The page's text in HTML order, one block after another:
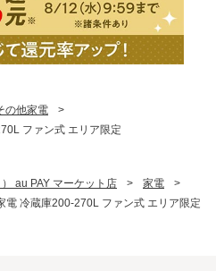
の他家電
>
ファン式 エリア限定
au PAY マーケット店
> 家電
>
電 冷蔵庫200-270L ファン式 エリア限定